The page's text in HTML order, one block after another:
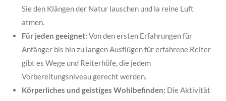
Sie den Klängen der Natur lauschen und la reine Luft
atmen.
Für jeden geeignet: Von den ersten Erfahrungen für
Anfänger bis hin zu langen Ausflügen für erfahrene Reiter
gibt es Wege und Reiterhöfe, die jedem
Vorbereitungsniveau gerecht werden.
Körperliches und geistiges Wohlbefinden: Die Aktivität